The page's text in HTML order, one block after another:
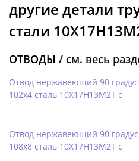
другие детали
стали
ОТВОДЫ / см. весь
Отвод нержавеющий 90
102х4 сталь 10Х17Н13М2Т с
Отвод нержавеющий 90
108х8 сталь 10Х17Н13М2Т с